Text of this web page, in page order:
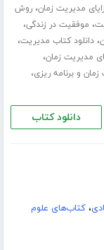
مدیریت زمان،روش
، موفقیت در زندگی،
،دانلود کتاب مدیریت،
مدیریت زمان،
و برنامه ریزی،
دانلود کتاب
،کتاب‌های علوم